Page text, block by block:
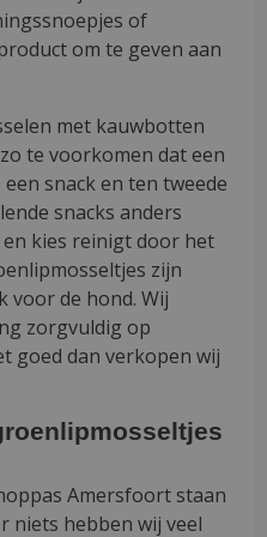
of
om te geven aan
met kauwbotten
te voorkomen dat een
snack en ten tweede
snacks anders
kies reinigt door het
zijn
voor de hond. Wij
zorgvuldig op
goed dan verkopen wij
Amersfoort staan
niets hebben wij veel